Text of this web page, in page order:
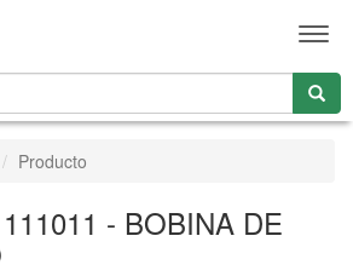
Producto
- BOBINA DE